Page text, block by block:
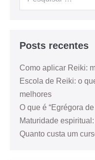
Posts recentes
Como aplicar Reiki:
Escola de Reiki: o
melhores
O que é “Egrégora
Maturidade
Quanto custa um